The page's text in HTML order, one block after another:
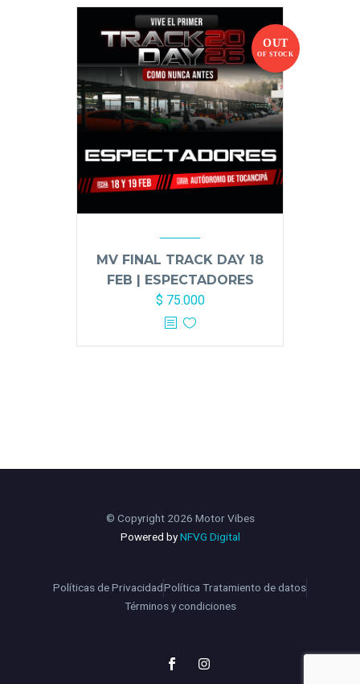
OUT
OF STOCK
MV FINAL TRACK DAY 18
FEB | ESPECTADORES
$ 75.000
© Copyright 2026 Motor Vibes
Powered byNFVG Digital
Políticas de PrivacidadPolítica Tratamiento de datos
Términos y condiciones